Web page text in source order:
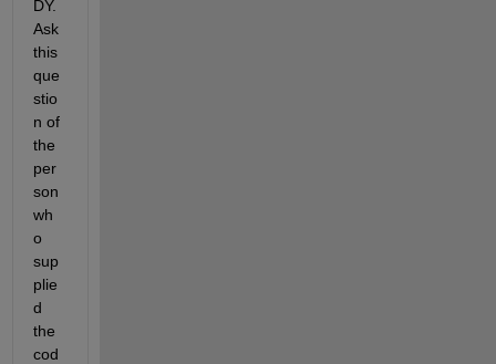
DY.
Ask
this
que
stio
n of
the
per
son
wh
o
sup
plie
d
the
cod